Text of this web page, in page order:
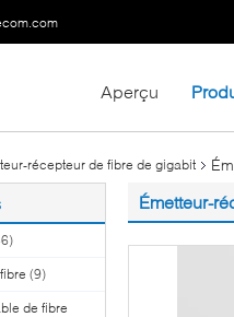
Aperçu
récepteur de fibre de gigabit
(9)
de fibre
Émetteur-